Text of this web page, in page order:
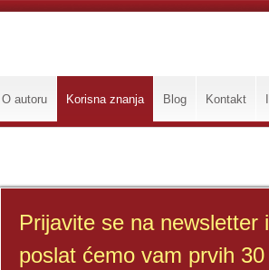
O autoru Korisna znanja Blog Kontakt
Prijavite se na newsletter i
poslat ćemo vam prvih 30